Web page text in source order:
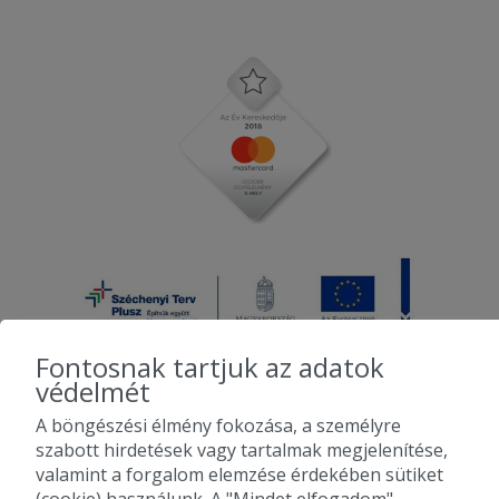
Szállítási idő több mint másfél óra volt,
Köszönöm a gyors kiszállitást.
2010-2026 Copyright - Falatozz.hu - Diston-line Kft.
Pizza, gyros, hamburger, menük kedvező áron, egy helyen az összes
Fontosnak tartjuk az adatok
védelmét
A böngészési élmény fokozása, a személyre
szabott hirdetések vagy tartalmak megjelenítése,
valamint a forgalom elemzése érdekében sütiket